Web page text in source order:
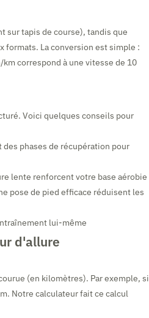
sur tapis de course), tandis que
formats. La conversion est simple :
correspond à une vitesse de 10
Voici quelques conseils pour
phases de récupération pour
lente renforcent votre base aérobie
pose de pied efficace réduisent les
lui-même
d'allure
(en kilomètres). Par exemple, si
Notre calculateur fait ce calcul